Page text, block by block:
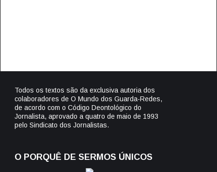
Todos os textos são da exclusiva autoria dos
colaboradores de O Mundo dos Guarda-Redes,
de acordo com o Código Deontológico do
Jornalista, aprovado a quatro de maio de 1993
pelo Sindicato dos Jornalistas.
O PORQUÊ DE SERMOS ÚNICOS